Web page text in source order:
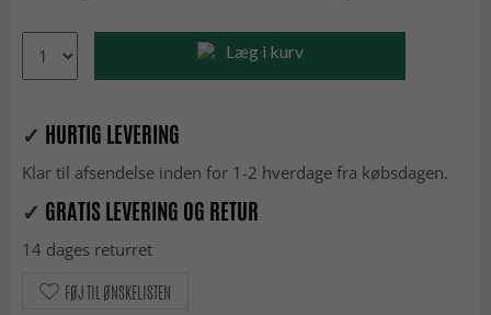
Læg i kurv
✓ HURTIG LEVERING
Klar til afsendelse inden for 1-2 hverdage fra købsdagen.
✓ GRATIS LEVERING OG RETUR
14 dages returret
FØJ TIL ØNSKELISTEN